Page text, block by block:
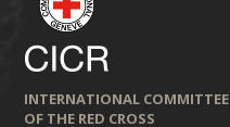
INTERNATIONAL COMMITTEE
OF THE RED CROSS